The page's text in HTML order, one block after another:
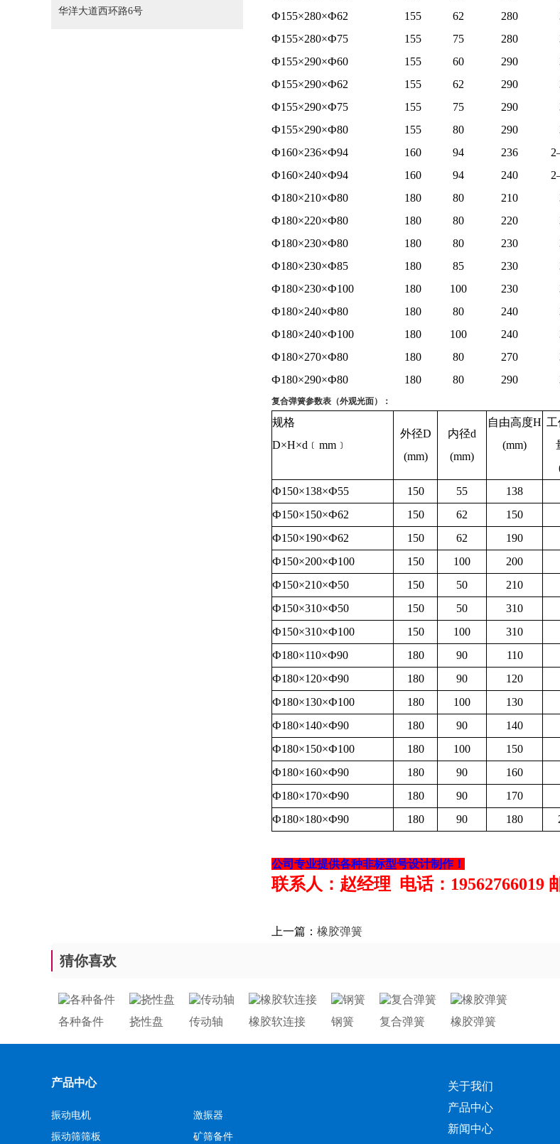
华洋大道西环路6号
Ф155×280×Ф62
155 62 280
Ф155×280×Ф75
155 75 280
Ф155×290×Ф60
155 60 290
Ф155×290×Ф62
155 62 290
Ф155×290×Ф75
155 75 290
Ф155×290×Ф80
155 80 290
Ф160×236×Ф94
160 94 236
Ф160×240×Ф94
160 94 240
Ф180×210×Ф80
180 80 210
Ф180×220×Ф80
180 80 220
Ф180×230×Ф80
180 80 230
Ф180×230×Ф85
180 85 230
Ф180×230×Ф100
180 100 230
Ф180×240×Ф80
180 80 240
Ф180×240×Ф100
180 100 240
Ф180×270×Ф80
180 80 270
Ф180×290×Ф80
180 80 290
复合弹簧参数表（外观光面）：
规格
D×H×d﹝mm﹞
外径D
(mm)
内径d
(mm)
自由高度H
(mm)
Ф150×138×Ф55 150 55 138
Ф150×150×Ф62
150 62 150
Ф150×190×Ф62
150 62 190
Ф150×200×Ф100
150 100 200
Ф150×210×Ф50
150 50 210
Ф150×310×Ф50
150 50 310
Ф150×310×Ф100
150 100 310
Ф180×110×Ф90
180 90 110
Ф180×120×Ф90
180 90 120
Ф180×130×Ф100
180 100 130
Ф180×140×Ф90
180 90 140
Ф180×150×Ф100
180 100 150
Ф180×160×Ф90
180 90 160
Ф180×170×Ф90
180 90 170
Ф180×180×Ф90
180 90 180
公司专业提供各种非标型号设计制作！
联系人：赵经理 电话：19562766019
上一篇： 橡胶弹簧
猜你喜欢
各种备件 挠性盘 传动轴 橡胶软连接 钢簧 复合弹簧 橡胶弹簧
产品中心
振动电机
激振器
振动筛筛板
矿筛备件
关于我们
产品中心
新闻中心